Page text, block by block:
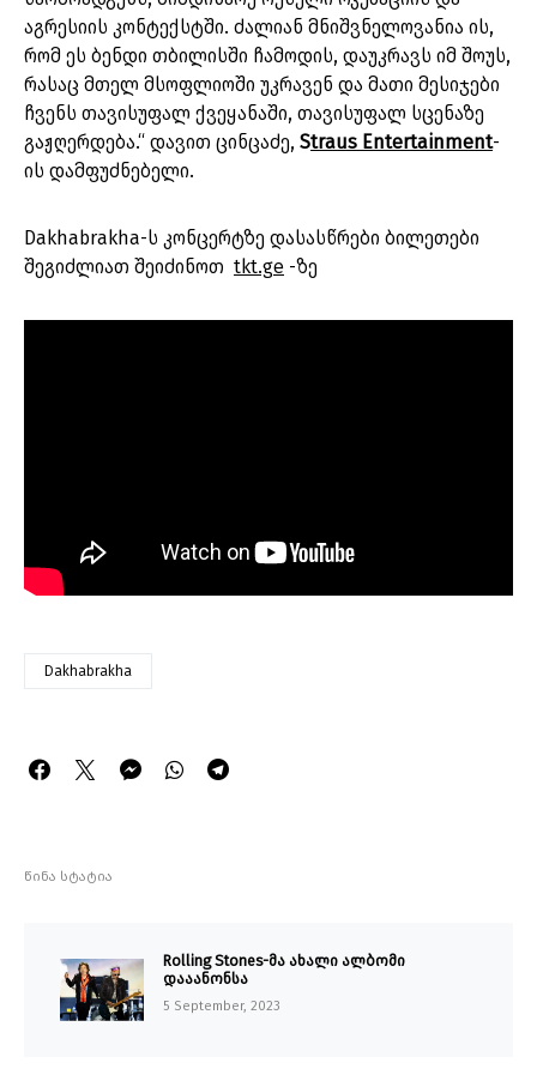
აგრესიის კონტექსტში. ძალიან მნიშვნელოვანია ის,
რომ ეს ბენდი თბილისში ჩამოდის, დაუკრავს იმ შოუს,
რასაც მთელ მსოფლიოში უკრავენ და მათი მესიჯები
ჩვენს თავისუფალ ქვეყანაში, თავისუფალ სცენაზე
გაჟღერდება.“ დავით ცინცაძე, Straus Entertainment-
ის დამფუძნებელი.
Dakhabrakha-ს კონცერტზე დასასწრები ბილეთები
შეგიძლიათ შეიძინოთ tkt.ge -ზე
Dakhabrakha
წინა სტატია
Rolling Stones-მა ახალი ალბომი
დააანონსა
5 September, 2023